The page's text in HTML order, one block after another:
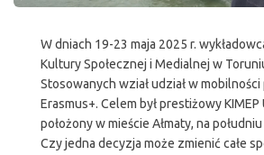
W dniach 19-23 maja 2025 r.
Kultury Społecznej i Medialnej w
Stosowanych wział udział w mobilności
Erasmus+. Celem był prestiżowy KIMEP
położony w mieście Ałmaty, na
Czy jedna decyzja może zmienić całe